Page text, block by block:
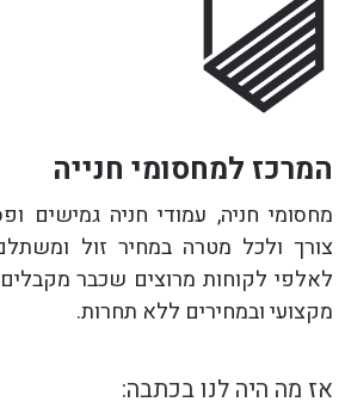
המרכז למחסומי חנייה
מחסומי חניה, עמודי חניה גמישים
צורך ולכל מטרה במחיר זול
לאלפי לקוחות מרוצים שכבר מקבלים
מקצועי ובמחירים ללא תחרות.
אז מה היה לנו בכתבה: